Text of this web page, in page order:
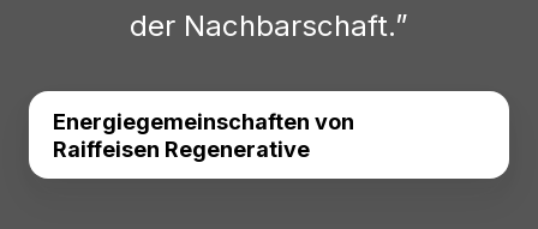
der Nachbarschaft.”
Energiegemeinschaften von
Raiffeisen Regenerative